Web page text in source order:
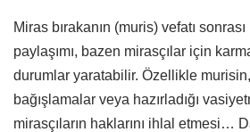
Miras bırakanın (muris) vefatı sonrası
paylaşımı, bazen mirasçılar için
durumlar yaratabilir. Özellikle murisin,
bağışlamalar veya hazırladığı
mirasçıların haklarını ihlal etmesi…